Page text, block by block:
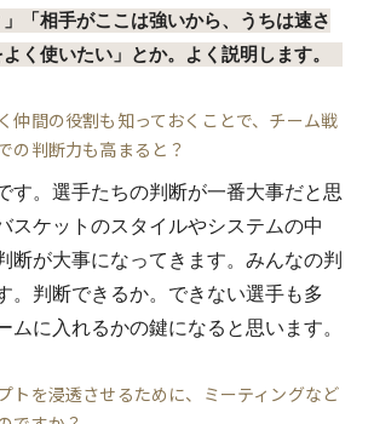
「相手がここは強いから、うちは速さ
く使いたい」とか。よく説明します。
仲間の役割も知っておくことで、チーム戦
の判断力も高まると？
す。選手たちの判断が一番大事だと思
スケットのスタイルやシステムの中
断が大事になってきます。みんなの判
。判断できるか。できない選手も多
ムに入れるかの鍵になると思います。
トを浸透させるために、ミーティングなど